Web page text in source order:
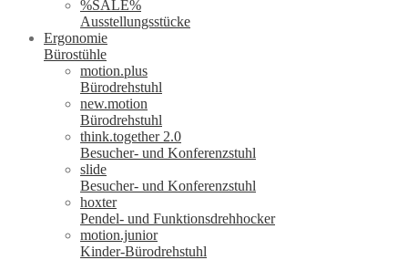
%SALE%
Ausstellungsstücke
Ergonomie
Bürostühle
motion.plus
Bürodrehstuhl
new.motion
Bürodrehstuhl
think.together 2.0
Besucher- und Konferenzstuhl
slide
Besucher- und Konferenzstuhl
hoxter
Pendel- und Funktionsdrehhocker
motion.junior
Kinder-Bürodrehstuhl